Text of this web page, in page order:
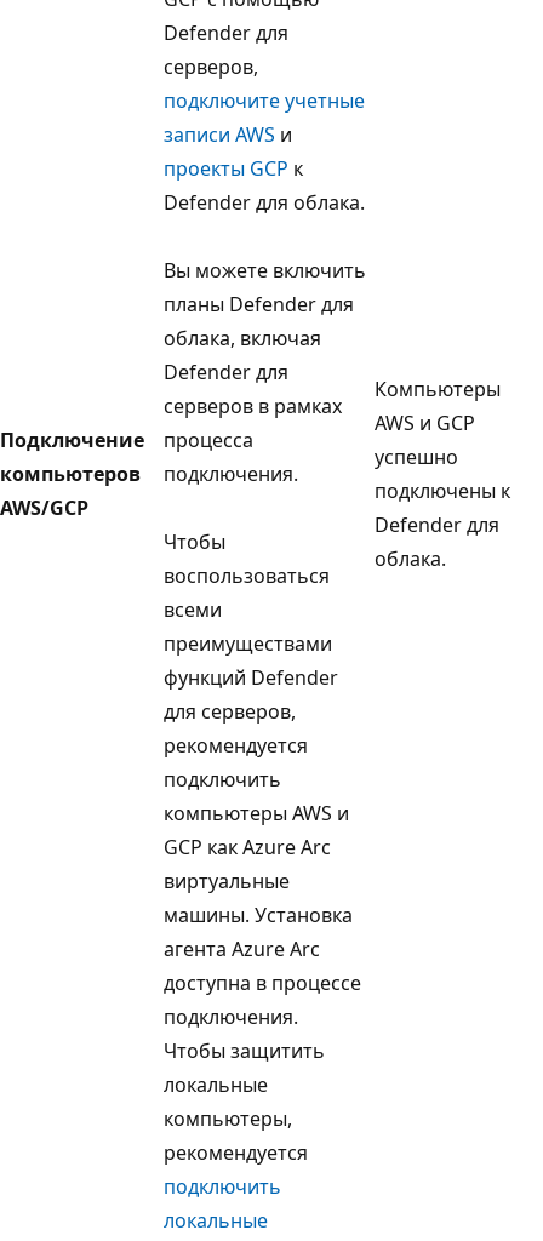
Подключение
компьютеров
AWS/GCP
Defender для
серверов,
подключите учетные
записи AWS и
проекты GCP к
Defender для облака.
Вы можете включить
планы Defender для
облака, включая
Defender для
серверов в рамках
процесса
подключения.
Чтобы
воспользоваться
всеми
преимуществами
функций Defender
для серверов,
рекомендуется
подключить
компьютеры AWS и
GCP как Azure Arc
виртуальные
машины. Установка
агента Azure Arc
доступна в процессе
подключения.
Компьютеры
AWS и GCP
успешно
подключены к
Defender для
облака.
Чтобы защитить
локальные
компьютеры,
рекомендуется
подключить
локальные